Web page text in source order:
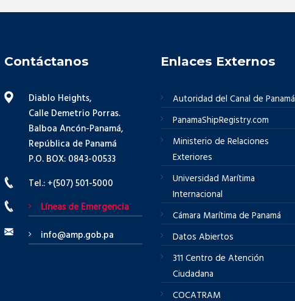
Contáctanos
Diablo Heights,
Calle Demetrio Porras.
Balboa Ancón-Panamá,
República de Panamá
P.O. BOX: 0843-00533
Tel.: +(507) 501-5000
Líneas de Emergencia
info@amp.gob.pa
Enlaces Externos
Autoridad del Canal de Panamá
PanamaShipRegistry.com
Ministerio de Relaciones
Exteriores
Universidad Marítima
Internacional
Cámara Marítima de Panamá
Datos Abiertos
311 Centro de Atención
Ciudadana
COCATRAM